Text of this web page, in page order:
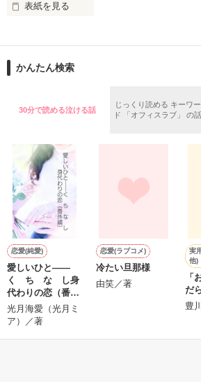
2026.6.5～2026.7.25
＊以前、公開していた話の改稿版です＊
作品を読む
表紙を見る
ションの企画戦略室で働いている。
めた、同期で恋人の石垣守（26）がいる
守と由羅から『便利屋雛子』と馬鹿にさ
た上、同居まで提案してきて──？
鷹哉『宜しくな、俺の雛子』🦅
雛子『俺の……ひぃ、雛子？！！！』🐥
シゴデキで冷徹な上司が見せる素顔は、
て……🐥💓🦅
※表紙も作中使用の画像も全てフリー素
※執筆期間2026.6.3〜7.20完結です。
※他サイトさんにて恋愛トレンド1位でし
で頂けると嬉しいです。
かんたん検索
30分で読める泣ける話
じっくり読める キーワー
ド 「オフィスラブ」 の話
恋愛(純愛)
愛しいひと――
く ち な し身
代わりの恋（番外
編）
光月海愛（光月ミ
ア）／著
恋愛(ラブコメ)
冷たい旦那様
由笑／著
実
他)
「
だ
豊